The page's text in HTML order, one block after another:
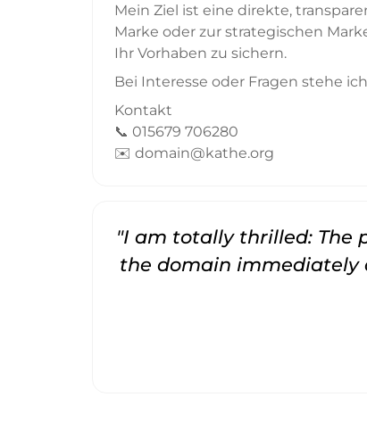
Mein Ziel ist eine direkte,
Marke oder zur strategischen
Ihr Vorhaben zu sichern.
Bei Interesse oder Fragen stehe
Kontakt
📞 015679 706280
✉️ domain@kathe.org
"I am totally thrilled: The
the domain immediately